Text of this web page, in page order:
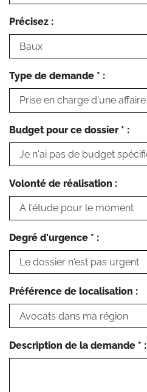
Précisez :
Type de demande * :
Budget pour ce dossier * :
Volonté de réalisation :
Degré d'urgence * :
Préférence de localisation :
Description de la demande * :